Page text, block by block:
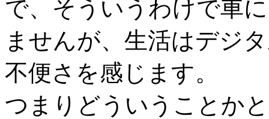
で、そういうわけで車
ませんが、生活はデジ
不便さを感じます。
つまりどういうことか